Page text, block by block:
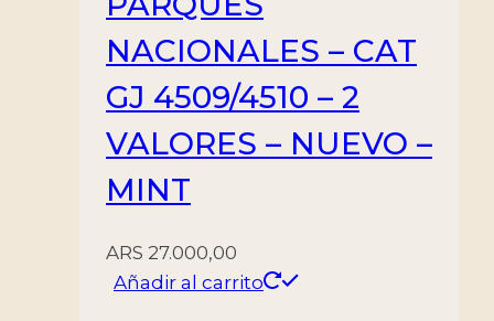
NACIONALES – CAT
GJ 4509/4510 – 2
VALORES – NUEVO –
MINT
ARS 27.000,00
Añadir al carrito